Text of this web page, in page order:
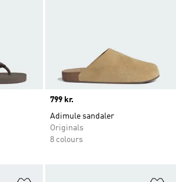
Price
799 kr.
Adimule sandaler
Originals
8 colours